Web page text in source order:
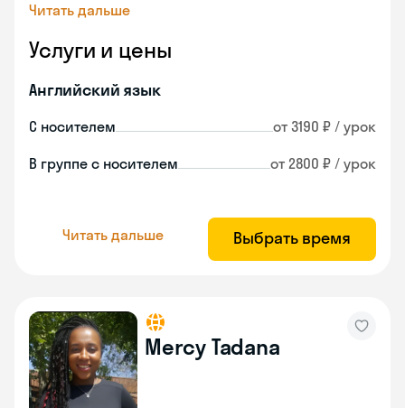
Читать дальше
Услуги и цены
Английский язык
С носителем от 3190 ₽ / урок
В группе с носителем от 2800 ₽ / урок
Читать дальше Выбрать время
Mercy Tadana